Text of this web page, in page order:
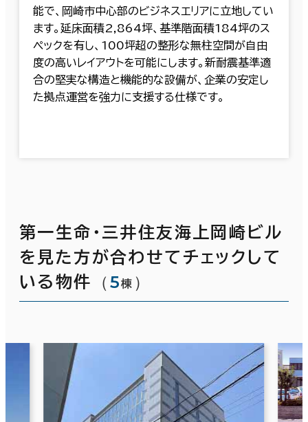
能で、岡崎市中心部のビジネスエリアに立地してい
ます。延床面積2,864坪、基準階面積184坪のス
ペックを有し、100坪超の整形な無柱空間が自由
度の高いレイアウトを可能にします。新耐震基準適
合の堅実な構造と機能的な設備が、企業の安定し
た拠点運営を強力に支援する仕様です。
第一生命・三井住友海上岡崎ビル
を見た方が合わせてチェックして
いる物件
（5棟 ）